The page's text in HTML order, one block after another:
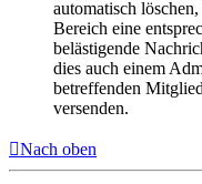
automatisch
Bereich eine
belästigende
dies auch einem
betreffenden
versenden.
Nach oben